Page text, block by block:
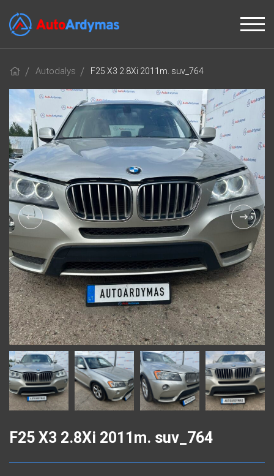
Autodalys F25 X3 2.8Xi 2011m. suv_764
F25 X3 2.8Xi 2011m. suv_764